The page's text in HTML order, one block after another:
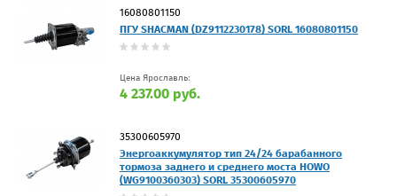
16080801150
ПГУ SHACMAN (DZ9112230178) SORL 16080801150
Цена Ярославль:
4 237.00 руб.
35300605970
Энергоаккумулятор тип 24/24 барабанного
тормоза заднего и среднего моста HOWO
(WG9100360303) SORL 35300605970